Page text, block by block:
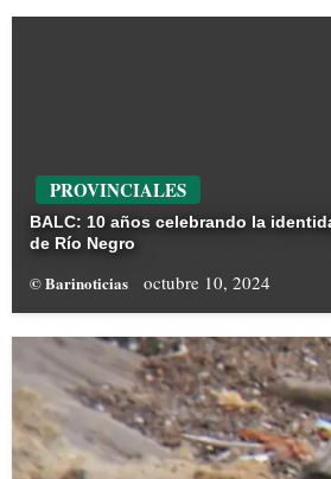
PROVINCIALES
BALC: 10 años celebrando la
de Río Negro
© Barinoticias octubre 10, 2024